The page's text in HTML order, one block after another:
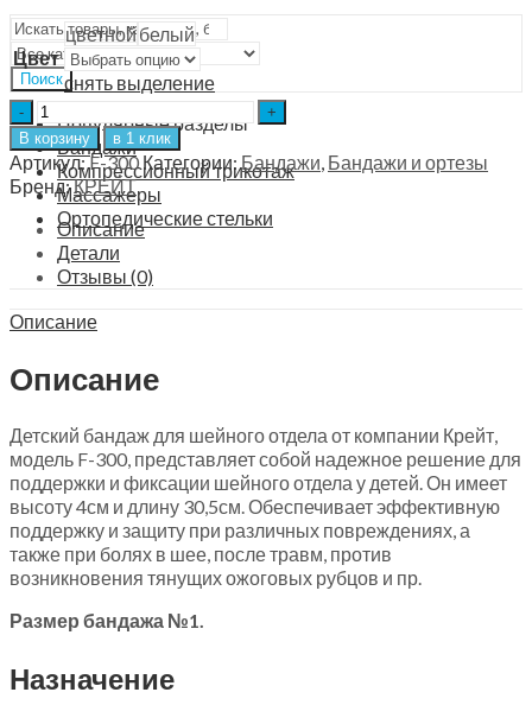
Поиск
Популярные разделы
Бандажи
Компрессионный трикотаж
Массажеры
Ортопедические стельки
Цвет
цветнойбелый
снять выделение
Бандаж
для
шейного
отдела
детский
Крейт,
F-
300
В корзину в 1 клик
Артикул:F-300 Категории:Бандажи, Бандажи и ортезы
Бренд:КРЕЙТ
Описание
Детали
Отзывы (0)
Описание
Описание
Детский бандаж для шейного отдела от компании Крейт,
модель F-300, представляет собой надежное решение для
поддержки и фиксации шейного отдела у детей. Он имеет
высоту 4см и длину 30,5см. Обеспечивает эффективную
поддержку и защиту при различных повреждениях, а
также при болях в шее, после травм, против
возникновения тянущих ожоговых рубцов и пр.
Размер бандажа №1.
Назначение